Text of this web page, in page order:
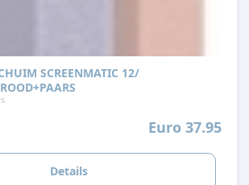
SCREENMATIC 12/
Euro 37.95
Details